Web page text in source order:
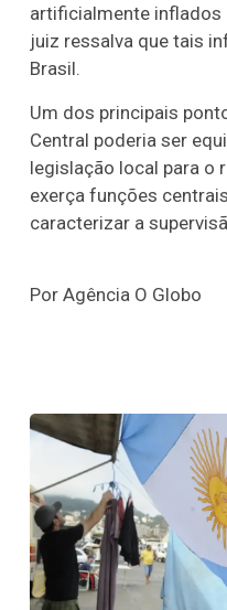
artificialmente inflados
juiz ressalva que tais
Brasil.
Um dos principais
Central poderia ser
legislação local para o
exerça funções
caracterizar a
Por Agência O Globo